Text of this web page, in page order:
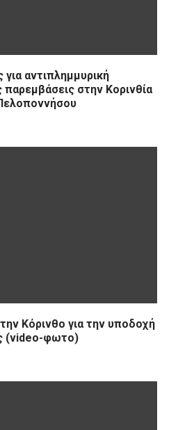
αντιπλημμυρική
παρεμβάσεις στην Κορινθία
Κόρινθο για την υποδοχή
(video-φωτο)